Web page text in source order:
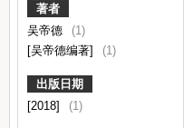
著者
吴帝德
(1)
[吴帝德编著]
(1)
出版日期
[2018]
(1)